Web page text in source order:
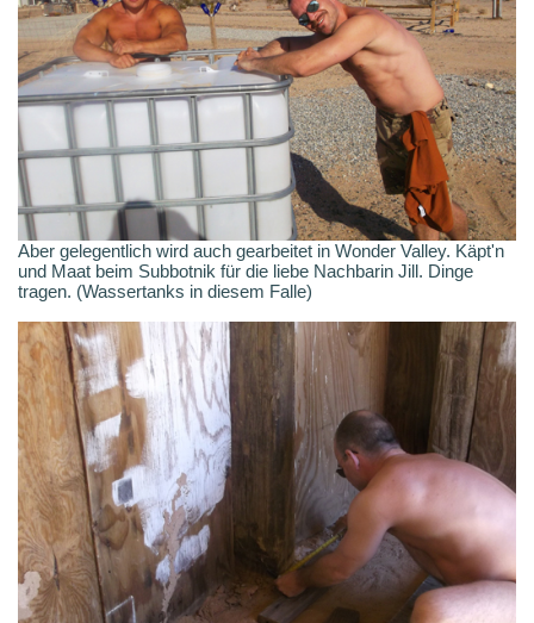
Aber gelegentlich wird auch gearbeitet in Wonder Valley. Käpt'n
und Maat beim Subbotnik für die liebe Nachbarin Jill. Dinge
tragen. (Wassertanks in diesem Falle)